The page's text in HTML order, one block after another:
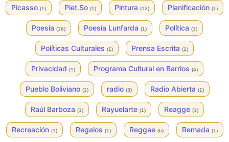
Picasso (1) Piet.So (1) Pintura (12) Planificación (1)
Poesía (16) Poesía Lunfarda (1) Política (1)
Políticas Culturales (1) Prensa Escrita (1)
Privacidad (1) Programa Cultural en Barrios (4)
Pueblo Boliviano (1) radio (3) Radio Abierta (1)
Raúl Barboza (1) Rayuelarte (1) Reagge (1)
Recreación (1) Regalos (1) Reggae (6) Remada (1)